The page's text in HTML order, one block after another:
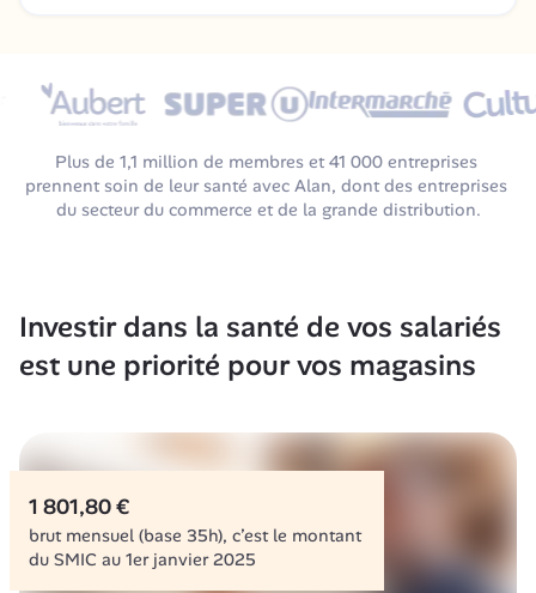
Plus de 1,1 million de membres et 41 000 entreprises
prennent soin de leur santé avec Alan, dont des entreprises
du secteur du commerce et de la grande distribution.
Investir dans la santé de vos salariés
est une priorité pour vos magasins
1 801,80 €
brut mensuel (base 35h), c’est le montant
du SMIC au 1er janvier 2025